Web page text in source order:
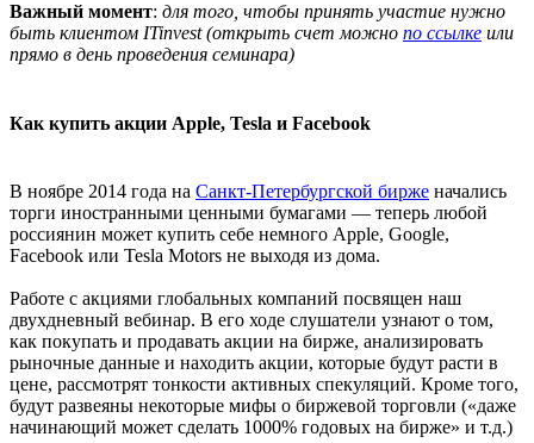
Важный момент: для того, чтобы принять участие нужно
быть клиентом ITinvest (открыть счет можно по ссылке или
прямо в день проведения семинара)
Как купить акции Apple, Tesla и Facebook
В ноябре 2014 года на Санкт-Петербургской бирже начались
торги иностранными ценными бумагами — теперь любой
россиянин может купить себе немного Apple, Google,
Facebook или Tesla Motors не выходя из дома.
Работе с акциями глобальных компаний посвящен наш
двухдневный вебинар. В его ходе слушатели узнают о том,
как покупать и продавать акции на бирже, анализировать
рыночные данные и находить акции, которые будут расти в
цене, рассмотрят тонкости активных спекуляций. Кроме того,
будут развеяны некоторые мифы о биржевой торговли («даже
начинающий может сделать 1000% годовых на бирже» и т.д.)